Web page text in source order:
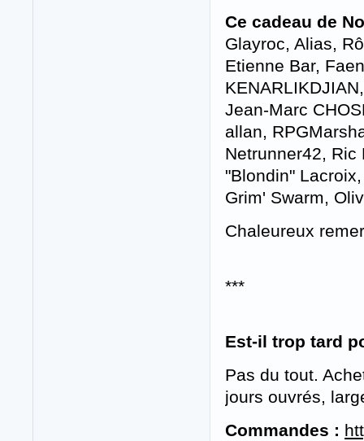
Ce cadeau de
Glayroc, Alias,
Etienne Bar,
Jean-Marc
allan,
Netrunner42, Ric
"Blondin"
Grim' Swarm,
Chaleureux
***
Est-il trop tard
Pas du tout.
jours ouvrés,
Commandes :